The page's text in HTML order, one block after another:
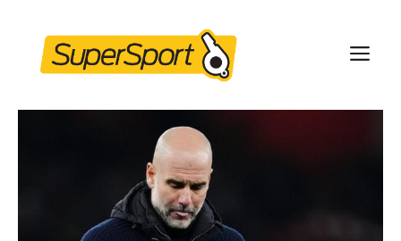
content